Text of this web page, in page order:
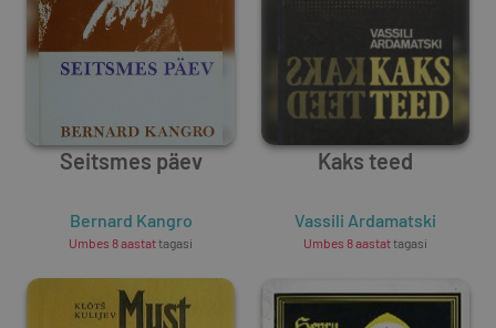
Seitsmes päev
Bernard Kangro
Umbes 8 aastattagasi
Kaks teed
Vassili Ardamatski
Umbes 8 aastattagasi